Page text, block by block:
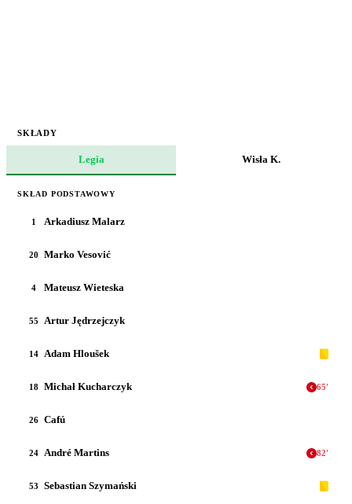
SKŁADY
Legia Wisła K.
SKŁAD PODSTAWOWY
1 Arkadiusz Malarz
20 Marko Vesović
4 Mateusz Wieteska
55 Artur Jędrzejczyk
14 Adam Hloušek
18 Michał Kucharczyk 65'
26 Cafú
24 André Martins 82'
53 Sebastian Szymański